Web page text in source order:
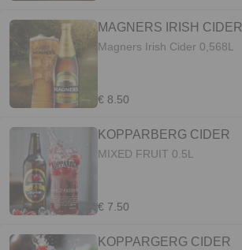
MAGNERS IRISH CIDER
Magners Irish Cider 0,568L
€ 8.50
KOPPARBERG CIDER
MIXED FRUIT 0.5L
€ 7.50
KOPPARGERG CIDER